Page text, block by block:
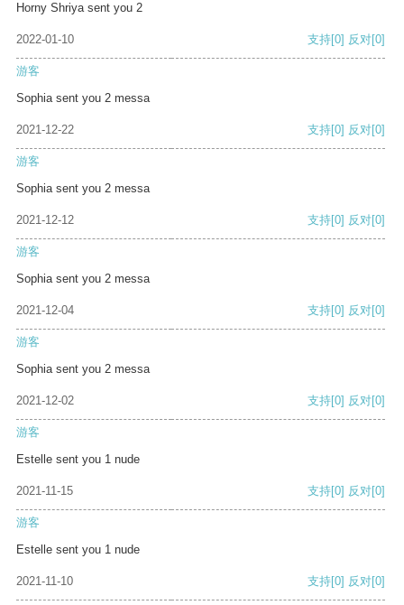
Horny Shriya sent you 2
2022-01-10 支持[0] 反对[0]
游客
Sophia sent you 2 messa
2021-12-22 支持[0] 反对[0]
游客
Sophia sent you 2 messa
2021-12-12 支持[0] 反对[0]
游客
Sophia sent you 2 messa
2021-12-04 支持[0] 反对[0]
游客
Sophia sent you 2 messa
2021-12-02 支持[0] 反对[0]
游客
Estelle sent you 1 nude
2021-11-15 支持[0] 反对[0]
游客
Estelle sent you 1 nude
2021-11-10 支持[0] 反对[0]